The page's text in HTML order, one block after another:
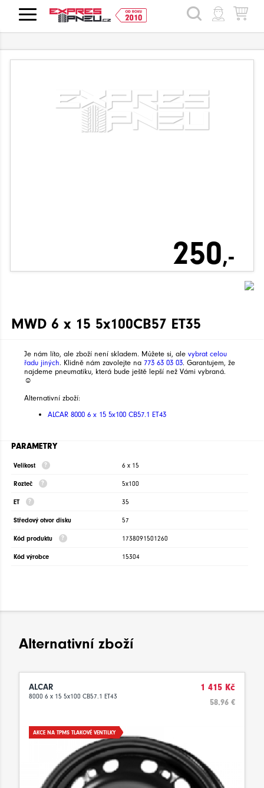
HLEDAT
250,-
MWD 6 x 15 5x100CB57 ET35
Je nám líto, ale zboží není skladem. Můžete si, ale vybrat celou
řadu jiných. Klidně nám zavolejte na 773 63 03 03. Garantujem, že
najdeme pneumatiku, která bude ještě lepší než Vámi vybraná.
☺
Alternativní zboží:
ALCAR 8000 6 x 15 5x100 CB57.1 ET43
PARAMETRY
Velikost 6 x 15
Rozteč 5x100
ET 35
Středový otvor disku 57
Kód produktu 1738091501260
Kód výrobce 15304
Alternativní zboží
ALCAR
8000 6 x 15 5x100 CB57.1 ET43
1 415 Kč
58.96 €
AKCE NA TPMS TLAKOVÉ VENTILKY